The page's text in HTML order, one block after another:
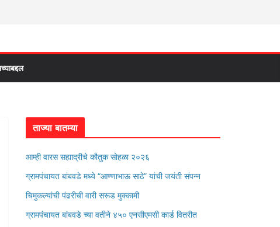
ताज्या बातम्या
आम्ही वारस सह्याद्रीचे कौतुक सोहळा २०२६
ग्रामपंचायत बांबवडे मध्ये “आण्णाभाऊ साठे” यांची जयंती संपन्न
चिमुकल्यांची पंढरीची वारी सरूड मुक्कामी
ग्रामपंचायत बांबवडे च्या वतीने ४५० एनसीएमसी कार्ड वितरीत